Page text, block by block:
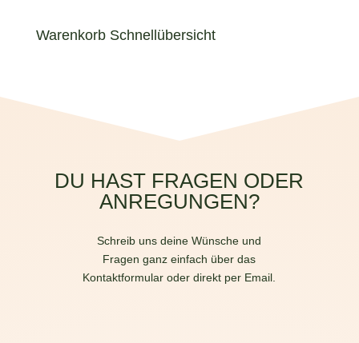
9,00 €
7,20 €.
Warenkorb Schnellübersicht
DU HAST FRAGEN ODER
ANREGUNGEN?
Schreib uns deine Wünsche und
Fragen ganz einfach über das
Kontaktformular oder direkt per Email.